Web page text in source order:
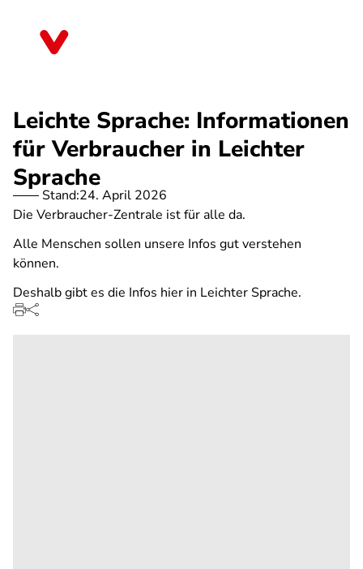
Leichte Sprache: Informationen
für Verbraucher in Leichter
Sprache
Stand:24. April 2026
Die Verbraucher-Zentrale ist für alle da.
Alle Menschen sollen unsere Infos gut verstehen
können.
Deshalb gibt es die Infos hier in Leichter Sprache.